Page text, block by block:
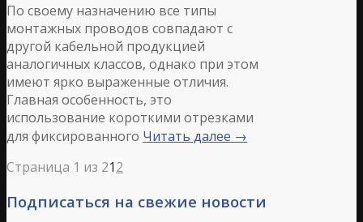
По своему назначению все типы
монтажных проводов совпадают с
другой кабельной продукцией
аналогичных классов, однако при этом
имеют ярко выраженные отличия.
Главная особенность, это
использование короткими отрезками
для фиксированного Читать далее →
Страница 1 из 212
Подписаться на свежие новости